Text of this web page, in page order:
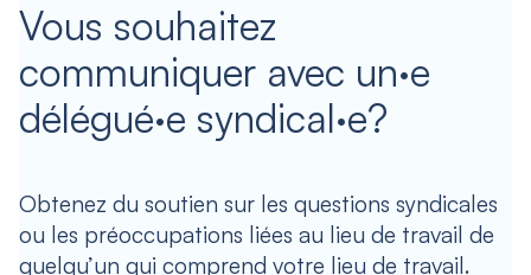
Vous souhaitez
communiquer avec un·e
délégué·e syndical·e?
Obtenez du soutien sur les questions syndicales
ou les préoccupations liées au lieu de travail de
quelqu’un qui comprend votre lieu de travail.